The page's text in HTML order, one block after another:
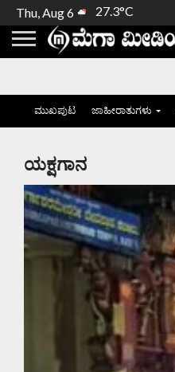
Thu, Aug 6 27.3°C
ಮುಖಪುಟ ಜಾಹೀರಾತುಗಳು
ಯಕ್ಷಗಾನ